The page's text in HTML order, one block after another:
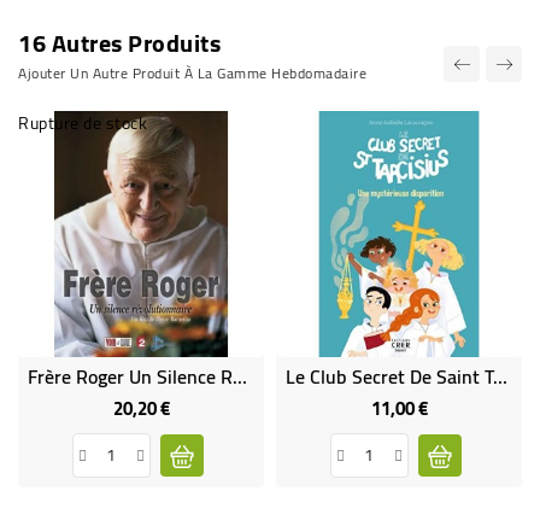
16 Autres Produits
Ajouter Un Autre Produit À La Gamme Hebdomadaire
Rupture de stock
Frère Roger Un Silence Révolutionnaire (DVD Occasion)
20,20 €Prix
Le Club Secret De Saint Tarcisius
11,00 €Prix